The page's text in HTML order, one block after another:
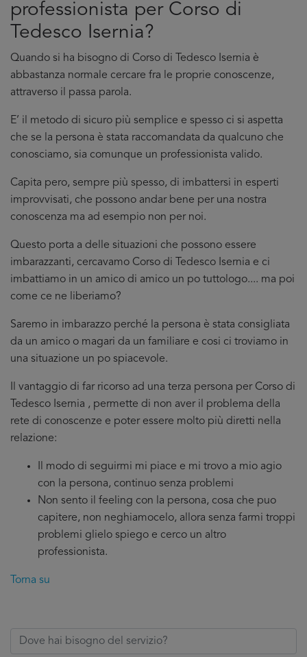
professionista per Corso di
Tedesco Isernia?
Quando si ha bisogno di Corso di Tedesco Isernia è
abbastanza normale cercare fra le proprie conoscenze,
attraverso il passa parola.
E’ il metodo di sicuro più semplice e spesso ci si aspetta
che se la persona è stata raccomandata da qualcuno che
conosciamo, sia comunque un professionista valido.
Capita pero, sempre più spesso, di imbattersi in esperti
improvvisati, che possono andar bene per una nostra
conoscenza ma ad esempio non per noi.
Questo porta a delle situazioni che possono essere
imbarazzanti, cercavamo Corso di Tedesco Isernia e ci
imbattiamo in un amico di amico un po tuttologo.... ma poi
come ce ne liberiamo?
Saremo in imbarazzo perché la persona è stata consigliata
da un amico o magari da un familiare e cosi ci troviamo in
una situazione un po spiacevole.
Il vantaggio di far ricorso ad una terza persona per Corso di
Tedesco Isernia , permette di non aver il problema della
rete di conoscenze e poter essere molto più diretti nella
relazione:
Il modo di seguirmi mi piace e mi trovo a mio agio
con la persona, continuo senza problemi
Non sento il feeling con la persona, cosa che puo
capitere, non neghiamocelo, allora senza farmi troppi
problemi glielo spiego e cerco un altro
professionista.
Torna su